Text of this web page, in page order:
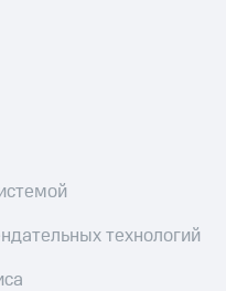
технологий